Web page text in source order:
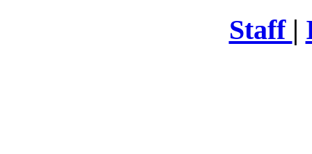
Staff |